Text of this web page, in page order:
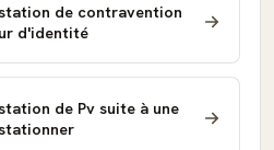
de contravention
d'identité
de Pv suite à une